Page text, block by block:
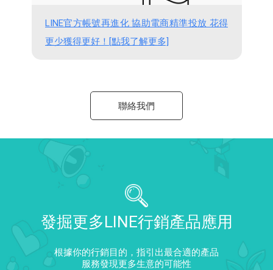
LINE官方帳號再進化 協助電商精準投放 花得
更少獲得更好！[點我了解更多]
聯絡我們
發掘更多LINE行銷產品應用
根據你的行銷目的，指引出最合適的產品
服務發現更多生意的可能性